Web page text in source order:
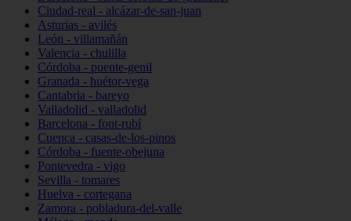
Ciudad-real - alcázar-de-san-juan
Asturias - avilés
León - villamañán
Valencia - chulilla
Córdoba - puente-genil
Granada - huétor-vega
Cantabria - bareyo
Valladolid - valladolid
Barcelona - font-rubí
Cuenca - casas-de-los-pinos
Córdoba - fuente-obejuna
Pontevedra - vigo
Sevilla - tomares
Huelva - cortegana
Zamora - pobladura-del-valle